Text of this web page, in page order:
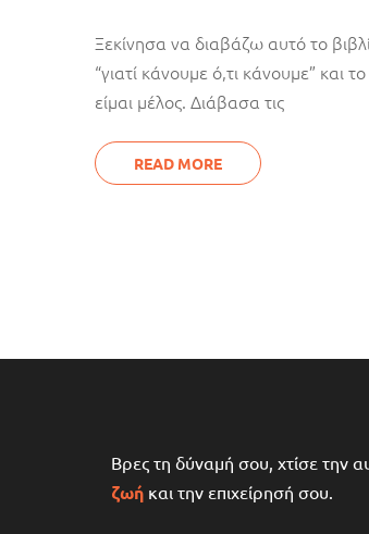
Ξεκίνησα να διαβάζω αυτό το
“γιατί κάνουμε ό,τι κάνουμε”
είμαι μέλος. Διάβασα τις
READ MORE
Βρες τη δύναμή σου, χτίσε την
ζωή και την επιχείρησή σου.